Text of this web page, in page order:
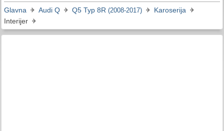
Glavna Audi Q Q5 Typ 8R (2008-2017)
Karoserija
Interijer